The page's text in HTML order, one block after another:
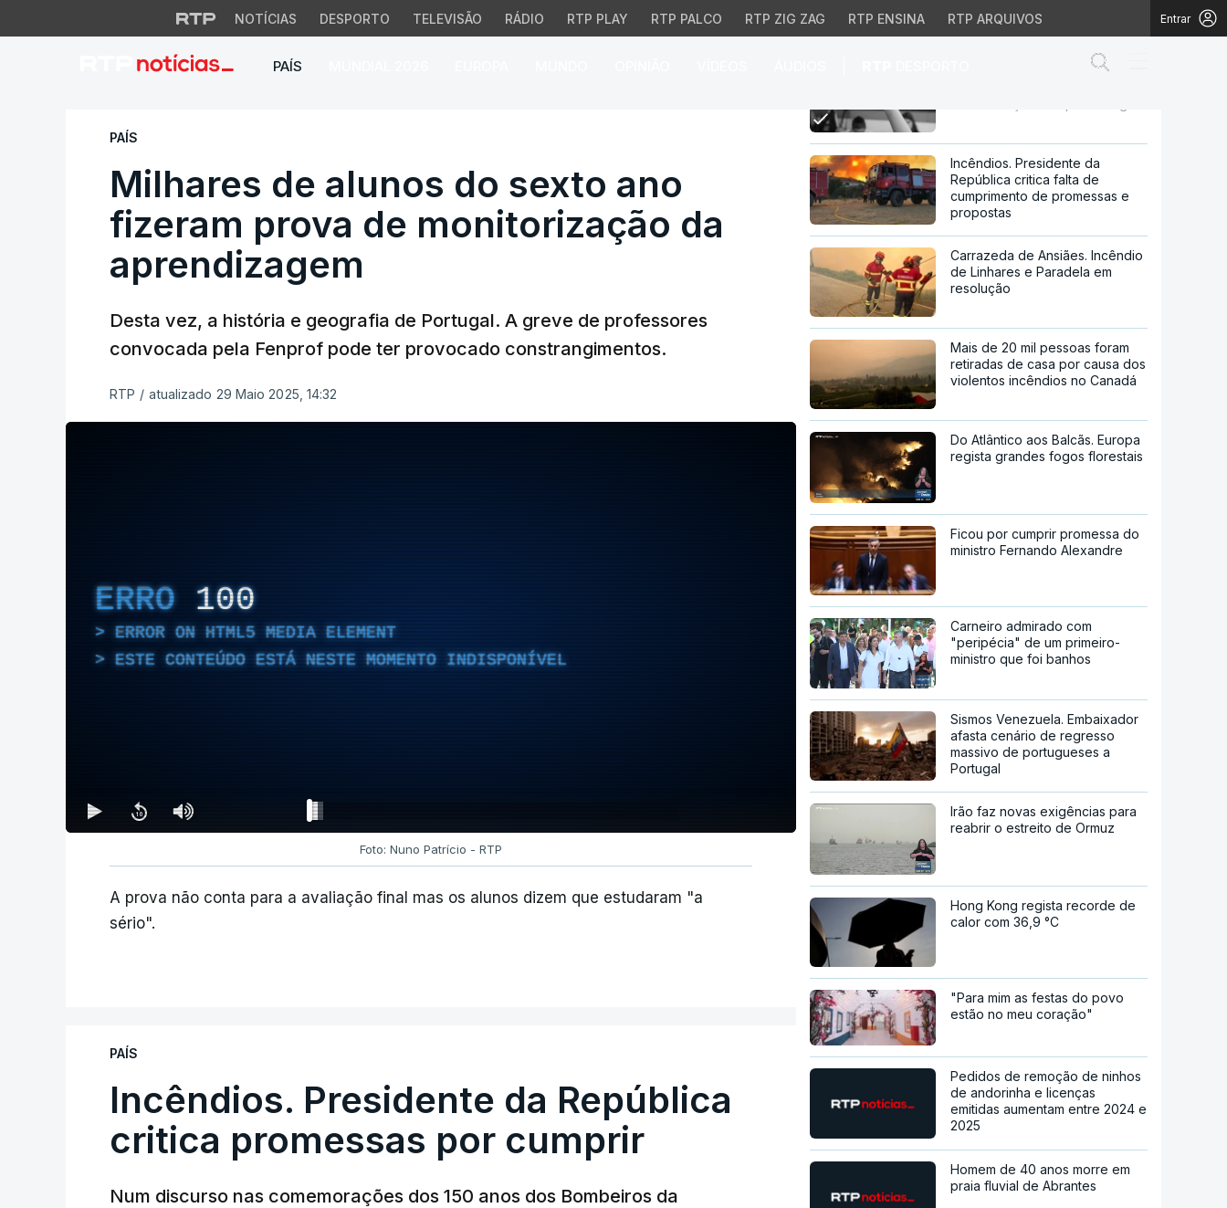
NOTÍCIAS DESPORTO TELEVISÃO RÁDIO RTP PLAY RTP PALCO RTP ZIG ZAG RTP ENSINA RTP ARQUIVOS Entrar
PAÍS
Milhares de alunos do sexto ano fizeram prova de monitorização
PAÍS
Milhares de alunos do sexto ano
fizeram prova de monitorização da
aprendizagem
Desta vez, a história e geografia de Portugal. A greve de professores
convocada pela Fenprof pode ter provocado constrangimentos.
RTP / atualizado 29 Maio 2025, 14:32
ERRO 100
ERROR ON HTML5 MEDIA ELEMENT
ESTE CONTEÚDO ESTÁ NESTE MOMENTO INDISPONÍVEL
Foto: Nuno Patrício - RTP
A prova não conta para a avaliação final mas os alunos dizem que estudaram "a
sério".
PAÍS
Incêndios. Presidente da República
critica promessas por cumprir
Num discurso nas comemorações dos 150 anos dos Bombeiros da
Milhares de alunos do sexto
Incêndios. Presidente da
República critica falta de
cumprimento de promessas e
propostas
Carrazeda de Ansiães. Incêndio
de Linhares e Paradela em
resolução
Mais de 20 mil pessoas foram
retiradas de casa por causa dos
violentos incêndios no Canadá
Do Atlântico aos Balcãs. Europa
regista grandes fogos florestais
Ficou por cumprir promessa do
ministro Fernando Alexandre
Carneiro admirado com
"peripécia" de um primeiro-
ministro que foi banhos
Sismos Venezuela. Embaixador
afasta cenário de regresso
massivo de portugueses a
Portugal
Irão faz novas exigências para
reabrir o estreito de Ormuz
Hong Kong regista recorde de
calor com 36,9 °C
"Para mim as festas do povo
estão no meu coração"
Pedidos de remoção de ninhos
de andorinha e licenças
emitidas aumentam entre 2024 e
2025
Homem de 40 anos morre em
praia fluvial de Abrantes